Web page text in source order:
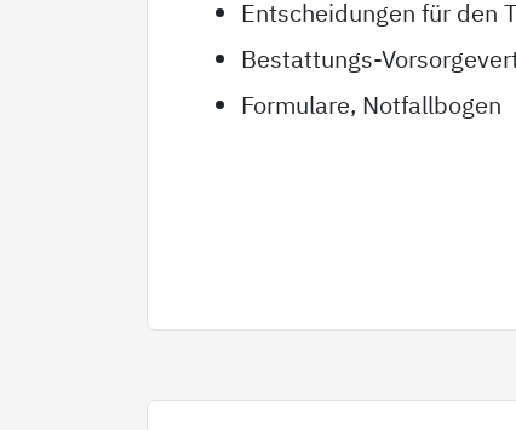
Entscheidungen für den
Bestattungs-
Formulare, Notfallbogen